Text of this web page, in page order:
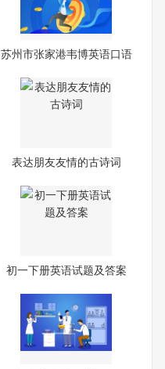
苏州市张家港韦博英语口语
表达朋友友情的古诗词
初一下册英语试题及答案